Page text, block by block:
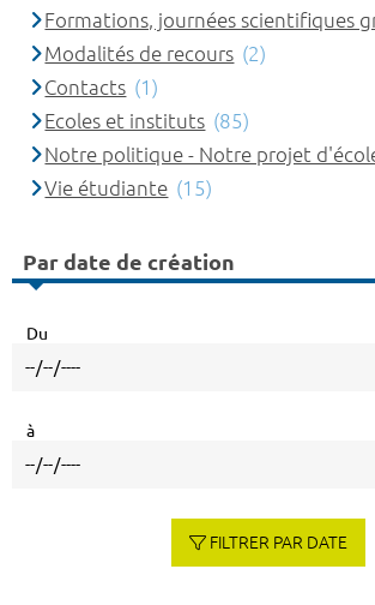
Formations, journées scientifiques
Modalités de recours (2)
Contacts (1)
Ecoles et instituts (85)
Notre politique - Notre projet
Vie étudiante (15)
Par date de création
Du
à
FILTRER PAR DATE